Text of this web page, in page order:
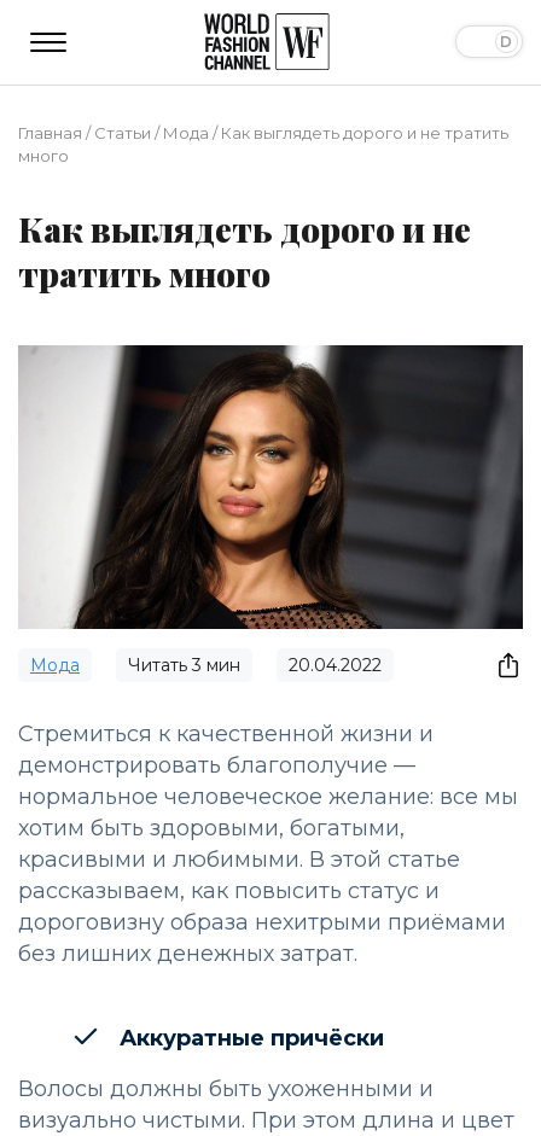
Главная /Статьи /Мода /Как выглядеть дорого и не тратить
много
Как выглядеть дорого и не
тратить много
Мода Читать3 мин 20.04.2022
Стремиться к качественной жизни и
демонстрировать благополучие —
нормальное человеческое желание: все мы
хотим быть здоровыми, богатыми,
красивыми и любимыми. В этой статье
рассказываем, как повысить статус и
дороговизну образа нехитрыми приёмами
без лишних денежных затрат.
Аккуратные причёски
Волосы должны быть ухоженными и
визуально чистыми. При этом длина и цвет